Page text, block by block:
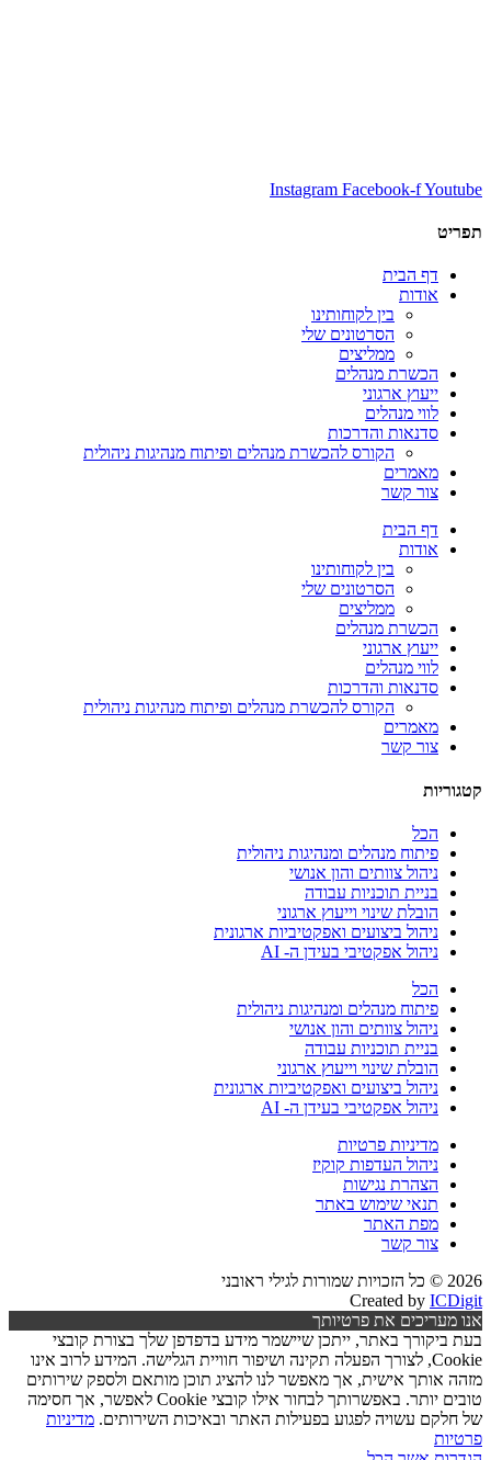
Instagram Facebook-fYoutube
תפריט
דף הבית
אודות
בין לקוחותינו
הסרטונים שלי
ממליצים
הכשרת מנהלים
ייעוץ ארגוני
לווי מנהלים
סדנאות והדרכות
הקורס להכשרת מנהלים ופיתוח מנהיגות ניהולית
מאמרים
צור קשר
דף הבית
אודות
בין לקוחותינו
הסרטונים שלי
ממליצים
הכשרת מנהלים
ייעוץ ארגוני
לווי מנהלים
סדנאות והדרכות
הקורס להכשרת מנהלים ופיתוח מנהיגות ניהולית
מאמרים
צור קשר
קטגוריות
הכל
פיתוח מנהלים ומנהיגות ניהולית
ניהול צוותים והון אנושי
בניית תוכניות עבודה
הובלת שינוי וייעוץ ארגוני
ניהול ביצועים ואפקטיביות ארגונית
ניהול אפקטיבי בעידן ה- AI
הכל
פיתוח מנהלים ומנהיגות ניהולית
ניהול צוותים והון אנושי
בניית תוכניות עבודה
הובלת שינוי וייעוץ ארגוני
ניהול ביצועים ואפקטיביות ארגונית
ניהול אפקטיבי בעידן ה- AI
מדיניות פרטיות
ניהול העדפות קוקיז
הצהרת נגישות
תנאי שימוש באתר
מפת האתר
צור קשר
2026 © כל הזכויות שמורות לגילי ראובני
Created by ICDigit
אנו מעריכים את פרטיותך
בעת ביקורך באתר, ייתכן שיישמר מידע בדפדפן שלך בצורת קובצי
Cookie, לצורך הפעלה תקינה ושיפור חוויית הגלישה. המידע לרוב אינו
מזהה אותך אישית, אך מאפשר לנו להציג תוכן מותאם ולספק שירותים
טובים יותר. באפשרותך לבחור אילו קובצי Cookie לאפשר, אך חסימה
של חלקם עשויה לפגוע בפעילות האתר ובאיכות השירותים. מדיניות
פרטיות